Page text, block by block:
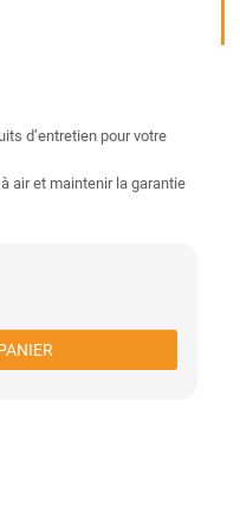
d’entretien pour votre
air et maintenir la garantie